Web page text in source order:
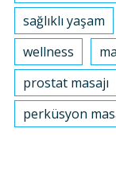
sağlıklı yaşam
wellness
prostat masajı
perküsyon